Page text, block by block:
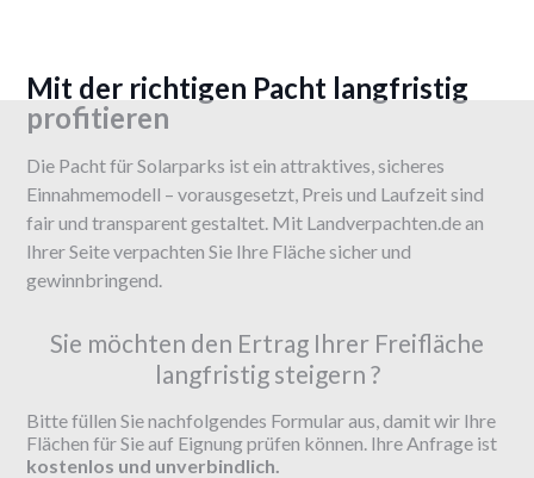
Mit der richtigen Pacht langfristig
profitieren
Die Pacht für Solarparks ist ein attraktives, sicheres
Einnahmemodell – vorausgesetzt, Preis und Laufzeit sind
fair und transparent gestaltet. Mit Landverpachten.de an
Ihrer Seite verpachten Sie Ihre Fläche sicher und
gewinnbringend.
Sie möchten den Ertrag Ihrer Freifläche
langfristig steigern ?
Bitte füllen Sie nachfolgendes Formular aus, damit wir Ihre
Flächen für Sie auf Eignung prüfen können. Ihre Anfrage ist
kostenlos und unverbindlich.